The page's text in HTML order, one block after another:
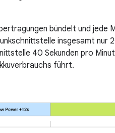
bündelt und jede
insgesamt nur
40 Sekunden pro
führt.